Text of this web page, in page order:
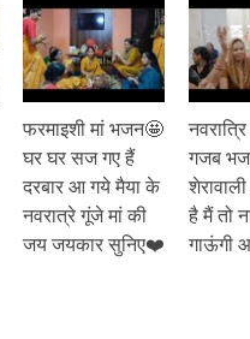
फरमाइशी मां भजन🤩
घर घर सज गए हैं
दरबार आ गये मैया के
नवरात्रे गूंजे मां की
जय जयकार सुनिए❤️
गजब
है मैं तो
गाऊंगी